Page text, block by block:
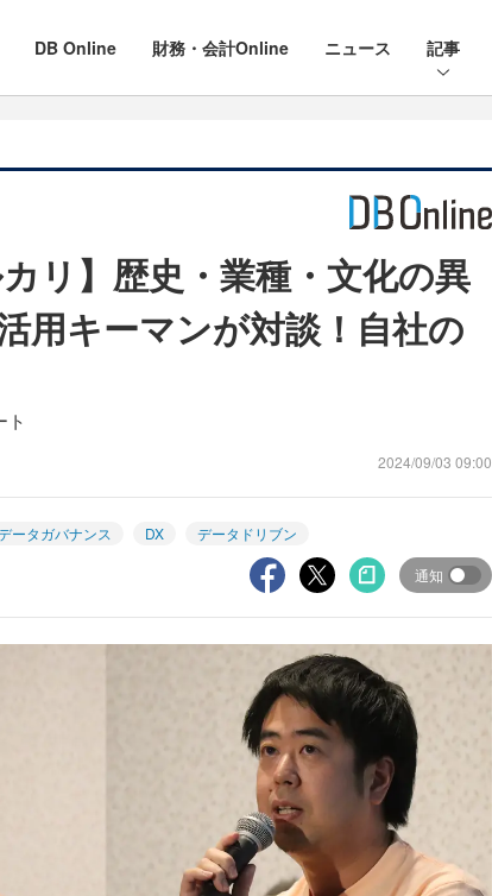
DB Online 財務・会計Online ニュース 記事
リ】歴史・業種・文化の異
用キーマンが対談！自社の
ト
2024/09/03 09:00
ータガバナンス DX データドリブン
通知